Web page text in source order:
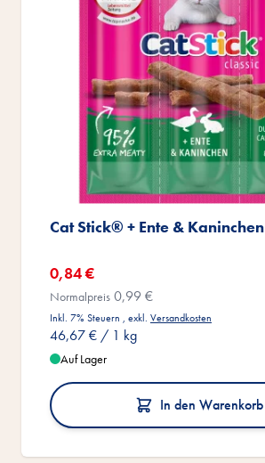
Cat Stick® + Ente & Kaninchen
Sonderangebot
0,84 €
Normalpreis 0,99 €
Inkl. 7% Steuern , exkl. Versandkosten
46,67 € / 1 kg
Auf Lager
In den Warenkorb